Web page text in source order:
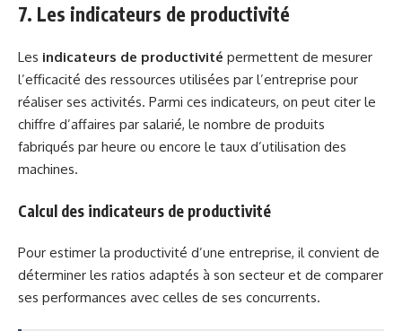
7. Les indicateurs de productivité
Les indicateurs de productivité permettent de mesurer
l’efficacité des ressources utilisées par l’entreprise pour
réaliser ses activités. Parmi ces indicateurs, on peut citer le
chiffre d’affaires par salarié, le nombre de produits
fabriqués par heure ou encore le taux d’utilisation des
machines.
Calcul des indicateurs de productivité
Pour estimer la productivité d’une entreprise, il convient de
déterminer les ratios adaptés à son secteur et de comparer
ses performances avec celles de ses concurrents.